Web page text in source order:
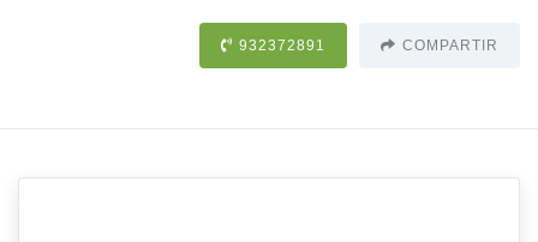
932372891 COMPARTIR